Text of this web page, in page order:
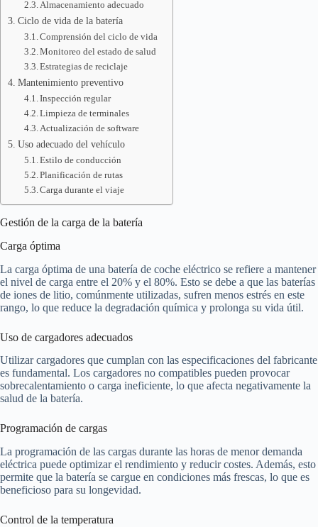
Almacenamiento adecuado
Ciclo de vida de la batería
Comprensión del ciclo de vida
Monitoreo del estado de salud
Estrategias de reciclaje
Mantenimiento preventivo
Inspección regular
Limpieza de terminales
Actualización de software
Uso adecuado del vehículo
Estilo de conducción
Planificación de rutas
Carga durante el viaje
Gestión de la carga de la batería
Carga óptima
La carga óptima de una batería de coche eléctrico se refiere a mantener
el nivel de carga entre el 20% y el 80%. Esto se debe a que las baterías
de iones de litio, comúnmente utilizadas, sufren menos estrés en este
rango, lo que reduce la degradación química y prolonga su vida útil.
Uso de cargadores adecuados
Utilizar cargadores que cumplan con las especificaciones del fabricante
es fundamental. Los cargadores no compatibles pueden provocar
sobrecalentamiento o carga ineficiente, lo que afecta negativamente la
salud de la batería.
Programación de cargas
La programación de las cargas durante las horas de menor demanda
eléctrica puede optimizar el rendimiento y reducir costes. Además, esto
permite que la batería se cargue en condiciones más frescas, lo que es
beneficioso para su longevidad.
Control de la temperatura